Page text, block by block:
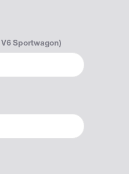
Sportwagon)